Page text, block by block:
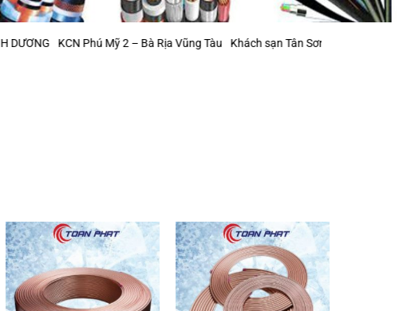
KCN Phú Mỹ 2 – Bà Rịa Vũng Tàu Khách sạn Tân Sơn Nhất (mở rộng)